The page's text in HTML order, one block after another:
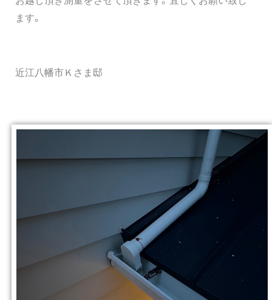
ます。
近江八幡市Ｋさま邸